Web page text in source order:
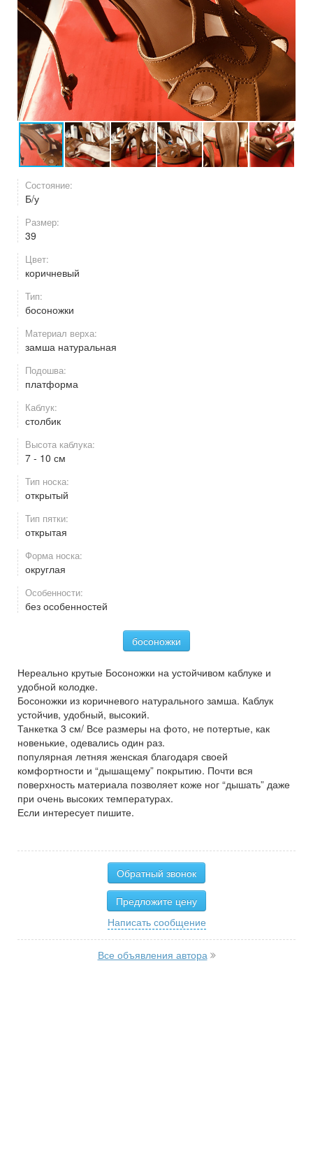
Состояние:
Б/у
Размер:
39
Цвет:
коричневый
Тип:
босоножки
Материал верха:
замша натуральная
Подошва:
платформа
Каблук:
столбик
Высота каблука:
7 - 10 см
Тип носка:
открытый
Тип пятки:
открытая
Форма носка:
округлая
Особенности:
без особенностей
босоножки
Нереально крутые Босоножки на устойчивом каблуке и
удобной колодке.
Босоножки из коричневого натурального замша. Каблук
устойчив, удобный, высокий.
Танкетка 3 см/ Все размеры на фото, не потертые, как
новенькие, одевались один раз.
популярная летняя женская благодаря своей
комфортности и “дышащему” покрытию. Почти вся
поверхность материала позволяет коже ног “дышать” даже
при очень высоких температурах.
Если интересует пишите.
Обратный звонок
Предложите цену
Написать сообщение
Все объявления автора